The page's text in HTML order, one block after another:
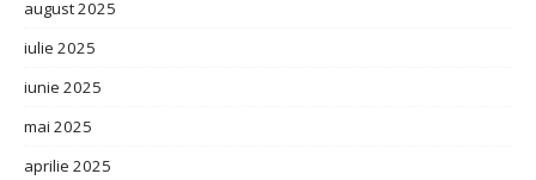
august 2025
iulie 2025
iunie 2025
mai 2025
aprilie 2025